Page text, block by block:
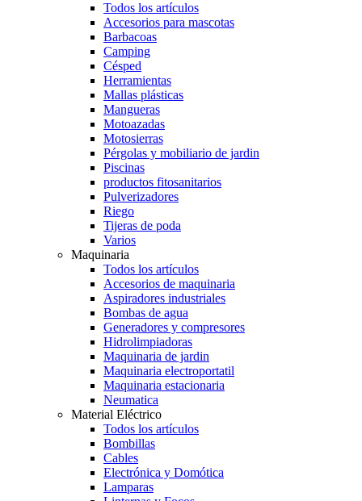
Todos los artículos
Accesorios para mascotas
Barbacoas
Camping
Césped
Herramientas
Mallas plásticas
Mangueras
Motoazadas
Motosierras
Pérgolas y mobiliario de jardin
Piscinas
productos fitosanitarios
Pulverizadores
Riego
Tijeras de poda
Varios
Maquinaria
Todos los artículos
Accesorios de maquinaria
Aspiradores industriales
Bombas de agua
Generadores y compresores
Hidrolimpiadoras
Maquinaria de jardin
Maquinaria electroportatil
Maquinaria estacionaria
Neumatica
Material Eléctrico
Todos los artículos
Bombillas
Cables
Electrónica y Domótica
Lamparas